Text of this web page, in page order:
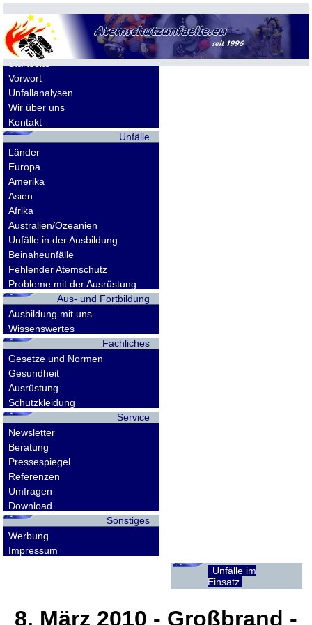
Allgemeines
Startseite
Vorwort
Unfallanalysen
Wir über uns
Kontakt
Unfälle
Länder
Europa
Amerika
Asien
Afrika
Australien/Ozeanien
Unfälle in der Ausbildung
Beinaheunfälle
Fehlender Atemschutz
Probleme mit der Ausrüstung
Aus- und Fortbildung
Ausbildung mit uns
Wissenswertes
Fachliches
Gesetze und Normen
Gesundheit
Ausrüstung
Schutzkleidung
Service
Newsletter
Beratung
Pressespiegel
Referenzen
Umfragen
Download
Sonstiges
Werbung
Impressum
Unfälle im
Einsatz
8. März 2010 - Großbrand -